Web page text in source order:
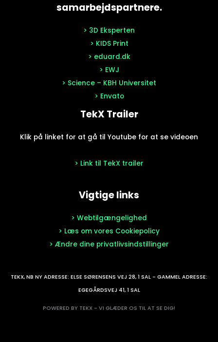
samarbejdspartnere.
> 3D Eksperten
> KIDS Print
> eduard.dk
> EWJ
> Science – KBH Universitet
> Envato
TekX Trailer
Klik på linket for at gå til Youtube for at se videoen
> Link til TekX trailer
Vigtige links
> Webtilgængelighed
> Læs om vores Cookiepolicy
> Ændre dine privatlivsindstillinger
TEKX, NB NY ADRESSE: ELSE SØRENSENS VEJ 28, 1 SAL - GAMMEL ADRESSE:
EGEGÅRDSVEJ 41, 1 SAL
POWERED BY TEKX - VI GLÆDER OS TIL AT SE DIG!